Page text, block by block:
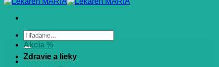
Hľadať:
Akcia %
Zdravie a lieky